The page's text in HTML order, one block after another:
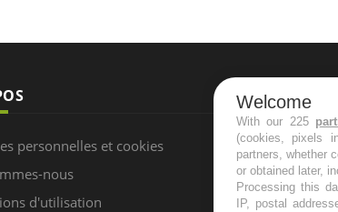
Recevez
Welcome
With our 225
(cookies, pixels
partners, whether
or obtained later,
Processing this
IP, postal